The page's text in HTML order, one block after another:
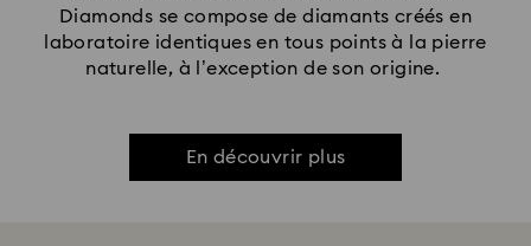
Diamonds se compose de diamants créés en
laboratoire identiques en tous points à la pierre
naturelle, à l’exception de son origine.
En découvrir plus